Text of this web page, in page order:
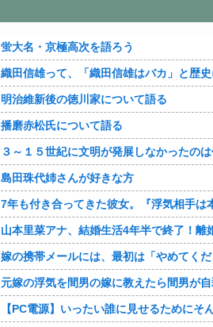
蛍大名・京極高次を語ろう
明治維新後の徳川家について語る
播磨赤松氏について語る
島田珠代姉さんが好きな方